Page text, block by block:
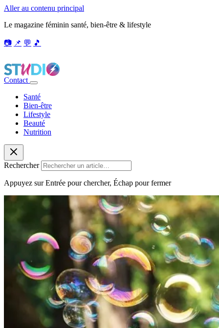
Aller au contenu principal
Le magazine féminin santé, bien-être & lifestyle
📷 📌 💬 🎵
Contact
Santé
Bien-être
Lifestyle
Beauté
Nutrition
Rechercher
Appuyez sur Entrée pour chercher, Échap pour fermer